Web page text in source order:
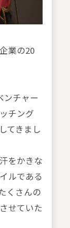
業の20
ンチャー
チング
てきまし
をかきな
ルである
くさんの
せていた